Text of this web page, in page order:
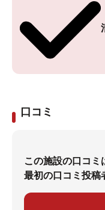
口コミ
この施設の口コミ
最初の口コミ投稿